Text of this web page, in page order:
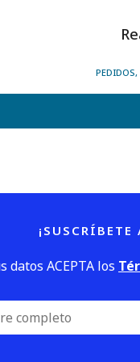
PEDIDOS,
¡SUSCRÍBETE
datos ACEPTA los